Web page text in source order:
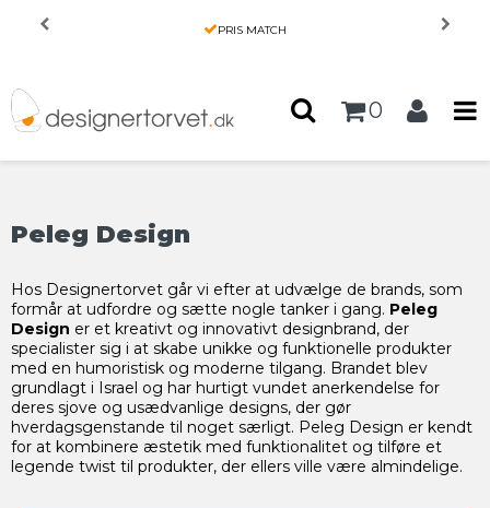
PRIS MATCH
0
Forside
Peleg Design
Hos Designertorvet går vi efter at udvælge de brands, som
formår at udfordre og sætte nogle tanker i gang. Peleg
Design er et kreativt og innovativt designbrand, der
specialister sig i at skabe unikke og funktionelle produkter
med en humoristisk og moderne tilgang. Brandet blev
grundlagt i Israel og har hurtigt vundet anerkendelse for
deres sjove og usædvanlige designs, der gør
hverdagsgenstande til noget særligt. Peleg Design er kendt
for at kombinere æstetik med funktionalitet og tilføre et
legende twist til produkter, der ellers ville være almindelige.